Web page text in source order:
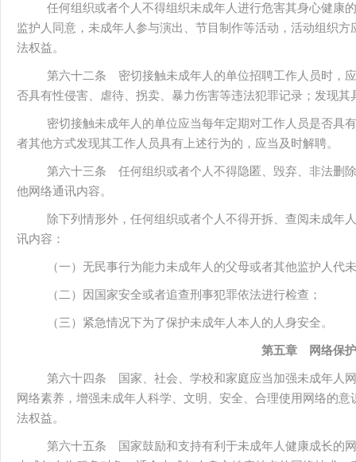
任何组织或者个人不得组织未成年人进行危害其身心健康
监护人同意，未成年人参与演出、节目制作等活动，活动组织
法权益。
第六十二条 密切接触未成年人的单位招聘工作人员时，
否具有性侵害、虐待、拐卖、暴力伤害等违法犯罪记录；发现
密切接触未成年人的单位应当每年定期对工作人员是否具
者其他方式发现其工作人员具有上述行为的，应当及时解聘。
第六十三条 任何组织或者个人不得隐匿、毁弃、非法删
他网络通讯内容。
除下列情形外，任何组织或者个人不得开拆、查阅未成年
讯内容：
（一）无民事行为能力未成年人的父母或者其他监护人代
（二）因国家安全或者追查刑事犯罪依法进行检查；
（三）紧急情况下为了保护未成年人本人的人身安全。
第五章 网络保
第六十四条 国家、社会、学校和家庭应当加强未成年人
网络素养，增强未成年人科学、文明、安全、合理使用网络的
法权益。
第六十五条 国家鼓励和支持有利于未成年人健康成长的